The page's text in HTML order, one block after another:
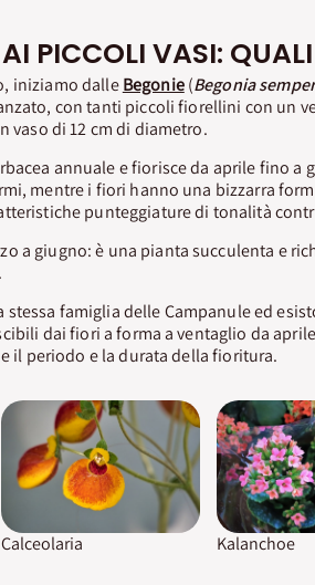
PICCOLI VASI: QUALI
iniziamo dalleBegonie(Begonia
con tanti piccoli fiorellini con un
vaso di 12 cm di diametro.
annuale e fiorisce da aprile fino a
mentre i fiori hanno una bizzarra
punteggiature di tonalità
a giugno: è una pianta succulenta e
famiglia delle Campanule ed
dai fiori a forma a ventaglio da
il periodo e la durata della fioritura.
Calceolaria Kalanchoe